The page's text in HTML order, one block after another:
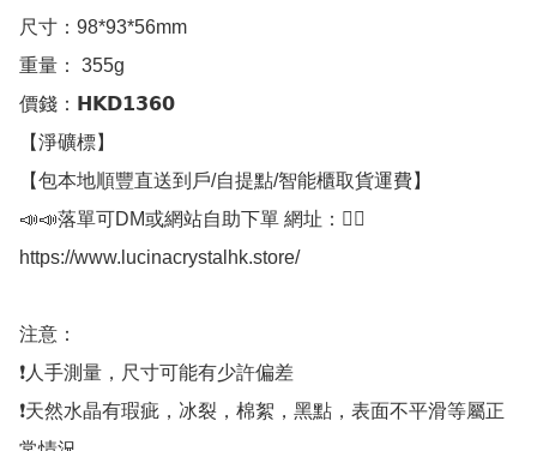
尺寸：98*93*56mm
重量： 355g
價錢：𝗛𝗞𝗗𝟭𝟯𝟲𝟬
【淨礦標】
【包本地順豐直送到戶/自提點/智能櫃取貨運費】
📣📣落單可DM或網站自助下單 網址：👇🏻
https://www.lucinacrystalhk.store/
注意：
❗人手測量，尺寸可能有少許偏差
❗天然水晶有瑕疵，冰裂，棉絮，黑點，表面不平滑等屬正